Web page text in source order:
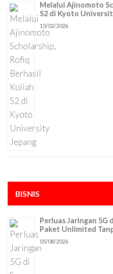
Melalui Ajinomoto
S2 di Kyoto
13/02/2026
BISNIS
Perluas Jaringan 5G
Paket Unlimited
05/08/2026